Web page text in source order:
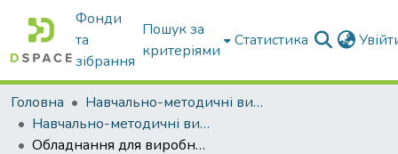
Фонди
та
зібрання
Пошук за
критеріями
Статистика
Головна
Навчально-методичні видання
Навчально-методичні видання
Обладнання для виробництва борошняних смажених виробів (автомати для виготовлення пиріжків і пончиків): методичні вказівки до лабораторної роботи з дисципліни "Інноваційні технології та обладнання галузі" для студентів денної та заочної форми навчання спеціальності 133 «Галузеве машинобудування» здобувачів ступеня вищої освіти «Магістр»